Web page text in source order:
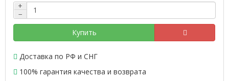
+
−
Купить
Доставка по РФ и СНГ
100% гарантия качества и возврата